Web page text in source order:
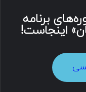
برنامه
اینجاست!